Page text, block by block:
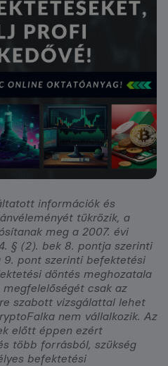
információk és
tükrözik, a
meg a 2007. évi
§ (2). bek 8. pontja szerinti
pont szerinti befektetési
döntés meghozatala
csak az
szabott vizsgálattal lehet
nem vállalkozik. Az
előtt éppen ezért
több forrásból, szükség
befektetési